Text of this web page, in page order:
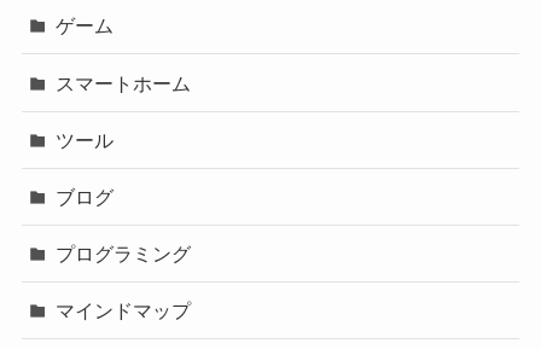
ゲーム
スマートホーム
ツール
ブログ
プログラミング
マインドマップ